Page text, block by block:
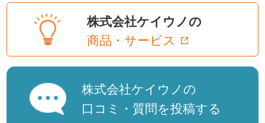
株式会社ケイウノの
商品・サービス
株式会社ケイウノの
口コミ・質問を投稿する